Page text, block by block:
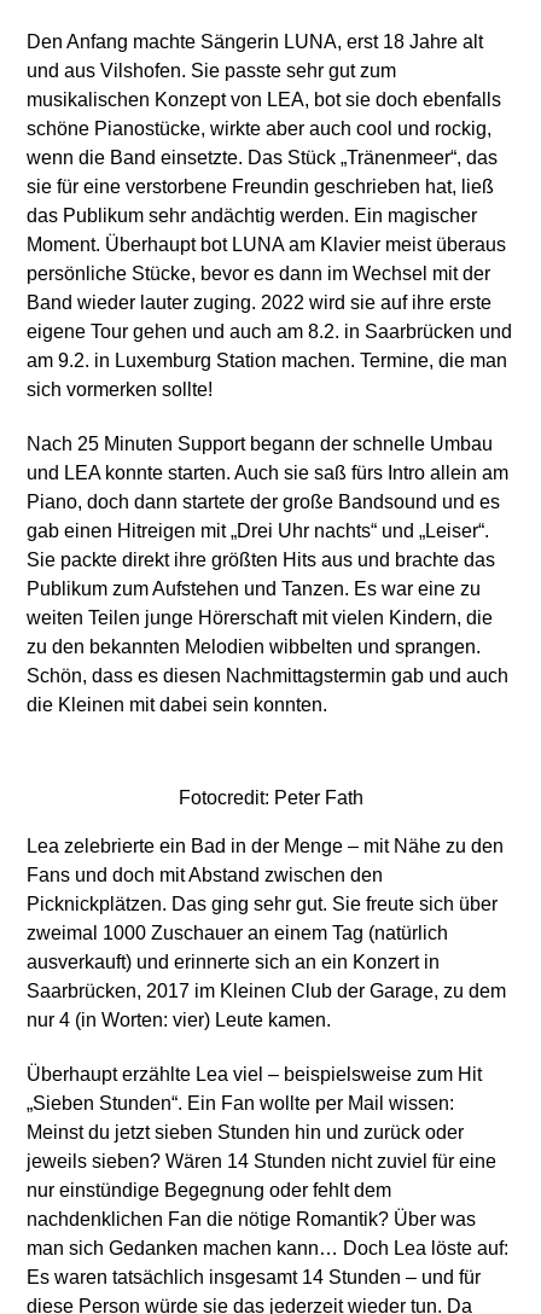
Den Anfang machte Sängerin LUNA, erst 18 Jahre alt
und aus Vilshofen. Sie passte sehr gut zum
musikalischen Konzept von LEA, bot sie doch ebenfalls
schöne Pianostücke, wirkte aber auch cool und rockig,
wenn die Band einsetzte. Das Stück „Tränenmeer“, das
sie für eine verstorbene Freundin geschrieben hat, ließ
das Publikum sehr andächtig werden. Ein magischer
Moment. Überhaupt bot LUNA am Klavier meist überaus
persönliche Stücke, bevor es dann im Wechsel mit der
Band wieder lauter zuging. 2022 wird sie auf ihre erste
eigene Tour gehen und auch am 8.2. in Saarbrücken und
am 9.2. in Luxemburg Station machen. Termine, die man
sich vormerken sollte!
Nach 25 Minuten Support begann der schnelle Umbau
und LEA konnte starten. Auch sie saß fürs Intro allein am
Piano, doch dann startete der große Bandsound und es
gab einen Hitreigen mit „Drei Uhr nachts“ und „Leiser“.
Sie packte direkt ihre größten Hits aus und brachte das
Publikum zum Aufstehen und Tanzen. Es war eine zu
weiten Teilen junge Hörerschaft mit vielen Kindern, die
zu den bekannten Melodien wibbelten und sprangen.
Schön, dass es diesen Nachmittagstermin gab und auch
die Kleinen mit dabei sein konnten.
Fotocredit: Peter Fath
Lea zelebrierte ein Bad in der Menge – mit Nähe zu den
Fans und doch mit Abstand zwischen den
Picknickplätzen. Das ging sehr gut. Sie freute sich über
zweimal 1000 Zuschauer an einem Tag (natürlich
ausverkauft) und erinnerte sich an ein Konzert in
Saarbrücken, 2017 im Kleinen Club der Garage, zu dem
nur 4 (in Worten: vier) Leute kamen.
Überhaupt erzählte Lea viel – beispielsweise zum Hit
„Sieben Stunden“. Ein Fan wollte per Mail wissen:
Meinst du jetzt sieben Stunden hin und zurück oder
jeweils sieben? Wären 14 Stunden nicht zuviel für eine
nur einstündige Begegnung oder fehlt dem
nachdenklichen Fan die nötige Romantik? Über was
man sich Gedanken machen kann… Doch Lea löste auf:
Es waren tatsächlich insgesamt 14 Stunden – und für
diese Person würde sie das jederzeit wieder tun. Da